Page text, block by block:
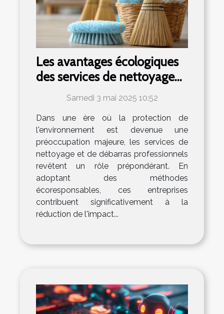
Les avantages écologiques
des services de nettoyage
et débarras professionnels
Samedi 3 mai 2025 10:52
Dans une ère où la protection de
l'environnement est devenue une
préoccupation majeure, les services de
nettoyage et de débarras professionnels
revêtent un rôle prépondérant. En
adoptant des méthodes
écoresponsables, ces entreprises
contribuent significativement à la
réduction de l'impact...